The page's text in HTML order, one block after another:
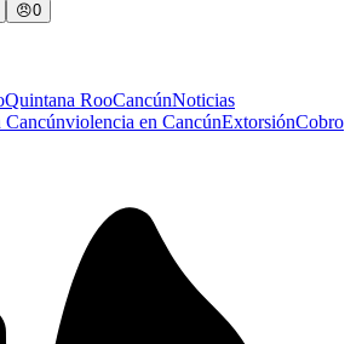
😠0
Quintana RooCancúnNoticias
Cancúnviolencia en CancúnExtorsiónCobro